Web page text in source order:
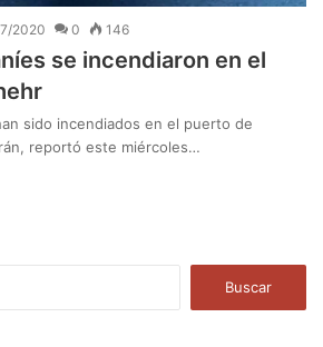
2020 0 146
se incendiaron en el
sido incendiados en el puerto de
reportó este miércoles…